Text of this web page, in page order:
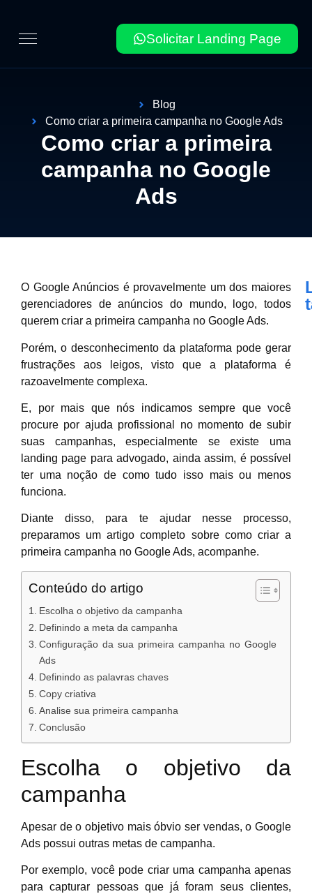
Solicitar Landing Page
Blog
Como criar a primeira campanha no Google Ads
Como criar a primeira
campanha no Google
Ads
O Google Anúncios é provavelmente um dos maiores
gerenciadores de anúncios do mundo, logo, todos
querem criar a primeira campanha no Google Ads.
Porém, o desconhecimento da plataforma pode gerar
frustrações aos leigos, visto que a plataforma é
razoavelmente complexa.
E, por mais que nós indicamos sempre que você
procure por ajuda profissional no momento de subir
suas campanhas, especialmente se existe uma
landing page para advogado, ainda assim, é possível
ter uma noção de como tudo isso mais ou menos
funciona.
Diante disso, para te ajudar nesse processo,
preparamos um artigo completo sobre como criar a
primeira campanha no Google Ads, acompanhe.
Conteúdo do artigo
Escolha o objetivo da campanha
Definindo a meta da campanha
Configuração da sua primeira campanha no Google
Ads
Definindo as palavras chaves
Copy criativa
Analise sua primeira campanha
Conclusão
Escolha o objetivo da
campanha
Apesar de o objetivo mais óbvio ser vendas, o Google
Ads possui outras metas de campanha.
Por exemplo, você pode criar uma campanha apenas
para capturar pessoas que já foram seus clientes,